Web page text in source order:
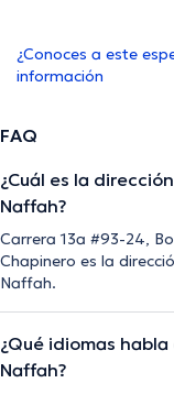
¿Conoces a este
información
FAQ
¿Cuál es la
Naffah?
Carrera 13a #93-24,
Chapinero es la
Naffah.
¿Qué idiomas habla
Naffah?